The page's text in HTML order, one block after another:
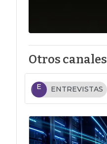
Otros canales
E ENTREVISTAS